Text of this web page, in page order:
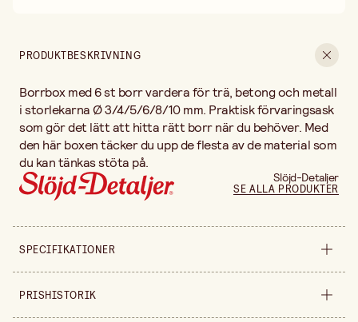
PRODUKTBESKRIVNING
Borrbox med 6 st borr vardera för trä, betong och metall
i storlekarna Ø 3/4/5/6/8/10 mm. Praktisk förvaringsask
som gör det lätt att hitta rätt borr när du behöver. Med
den här boxen täcker du upp de flesta av de material som
du kan tänkas stöta på.
Slöjd-Detaljer
SE ALLA PRODUKTER
SPECIFIKATIONER
Säljs i styck
PRISHISTORIK